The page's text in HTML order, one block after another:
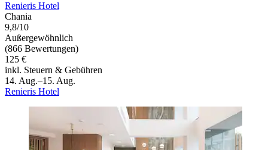
Renieris Hotel
Chania
9,8/10
Außergewöhnlich
(866 Bewertungen)
125 €
inkl. Steuern & Gebühren
14. Aug.–15. Aug.
Renieris Hotel